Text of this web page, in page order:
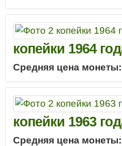
копейки 1964
Средняя цена монеты:
копейки 1963
Средняя цена монеты: